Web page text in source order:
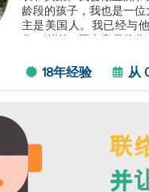
龄段的孩子，我也是一
主是美国人。我已经与
18年经验 从